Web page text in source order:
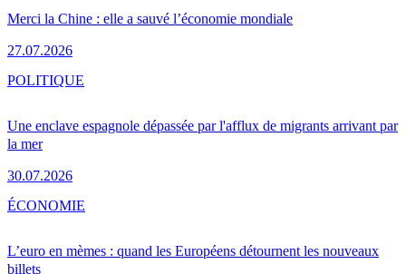
Merci la Chine : elle a sauvé l’économie mondiale
27.07.2026
Une enclave espagnole dépassée par l'afflux de migrants arrivant par
la mer
30.07.2026
POLITIQUE
L’euro en mèmes : quand les Européens détournent les nouveaux
billets
ÉCONOMIE